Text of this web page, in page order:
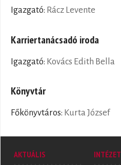
Igazgató: Rácz Levente
Karriertanácsadó iroda
Igazgató: Kovács Edith Bella
Könyvtár
Főkönyvtáros: Kurta József
AKTUÁLIS
INTÉZET